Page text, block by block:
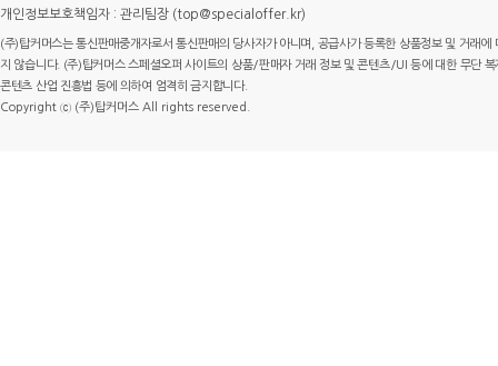
개인정보보호책임자 : 관리팀장 (top@specialoffer.kr)
(주)탑커머스는 통신판매중개자로서 통신판매의 당사자가 아니며, 공급사가 등록한 상품정보 및 거래
지 않습니다. (주)탑커머스 스페셜오퍼 사이트의 상품/판매자 거래 정보 및 콘텐츠/UI 등에 대한 무단
콘텐츠 산업 진흥법 등에 의하여 엄격히 금지합니다.
Copyright ⓒ (주)탑커머스 All rights reserved.